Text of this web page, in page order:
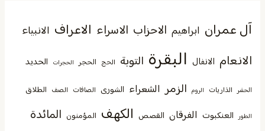
آل عمران ابراهيم الاحزاب الاسراء الاعراف الانبياء
الانعام الانفال البقرة التوبة الحج الحجر الحجرات الحديد
الحشر الذاريات الروم الزمر الشعراء الشورى الصافات الصف الطلاق
الطور العنكبوت الفرقان القصص الكهف المؤمنون المائدة